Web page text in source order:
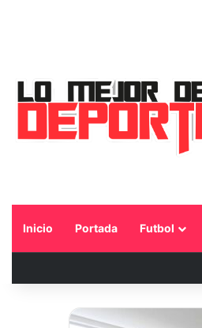
Inicio Portada Futbol